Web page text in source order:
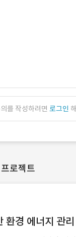
를 작성하려면 로그인
로젝트
환경 에너지 관